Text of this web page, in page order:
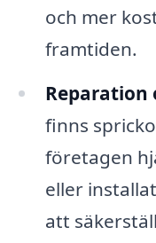
och mer
framtiden.
Reparation
finns
företagen
eller
att